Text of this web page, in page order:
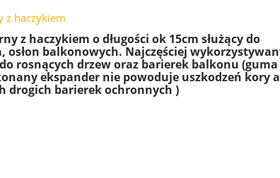
z haczykiem
z haczykiem o długości ok 15cm służący do
osłon balkonowych. Najczęściej
rosnących drzew oraz barierek balkonu (guma
ekspander nie powoduje uszkodzeń kory
drogich barierek ochronnych )